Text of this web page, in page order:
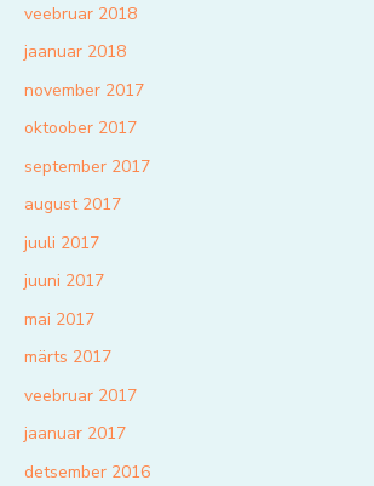
veebruar 2018
jaanuar 2018
november 2017
oktoober 2017
september 2017
august 2017
juuli 2017
juuni 2017
mai 2017
märts 2017
veebruar 2017
jaanuar 2017
detsember 2016